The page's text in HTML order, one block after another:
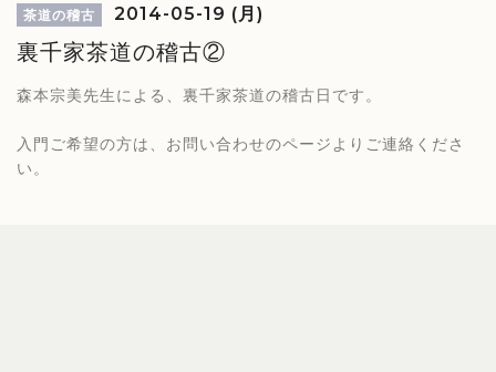
茶道の稽古 2014-05-19 (月)
裏千家茶道の稽古②
森本宗美先生による、裏千家茶道の稽古日です。
入門ご希望の方は、お問い合わせのページよりご連絡くださ
い。